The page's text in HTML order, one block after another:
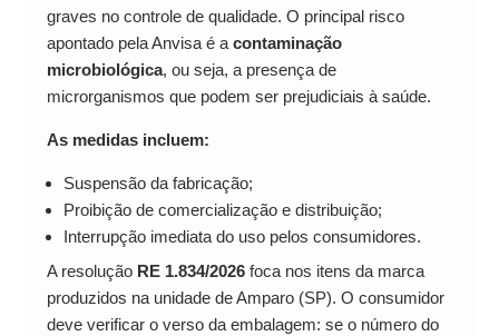
graves no controle de qualidade. O principal risco
apontado pela Anvisa é a contaminação
microbiológica, ou seja, a presença de
microrganismos que podem ser prejudiciais à saúde.
As medidas incluem:
Suspensão da fabricação;
Proibição de comercialização e distribuição;
Interrupção imediata do uso pelos consumidores.
A resolução RE 1.834/2026foca nos itens da marca
produzidos na unidade de Amparo (SP). O consumidor
deve verificar o verso da embalagem: se o número do